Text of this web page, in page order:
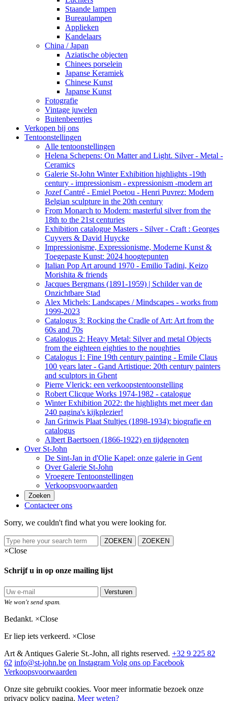
Staande lampen
Bureaulampen
Applieken
Kandelaars
China / Japan
Aziatische objecten
Chinees porselein
Japanse Keramiek
Chinese Kunst
Japanse Kunst
Fotografie
Vintage juwelen
Buitenbeentjes
Verkopen bij ons
Tentoonstellingen
Alle tentoonstellingen
Helena Schepens: On Matter and Light. Silver - Metal -
Ceramics
Galerie St-John Winter Exhibition highlights -19th
century - impressionism - expressionism -modern art
Jozef Cantré - Emiel Poetou - Henri Puvrez: Modern
Belgian sculpture in the 20th century
From Monarch to Modern: masterful silver from the
18th to the 21st centuries
Exhibition catalogue Masters - Silver - Craft : Georges
Cuyvers & David Huycke
Impressionisme, Expressionisme, Moderne Kunst &
Toegepaste Kunst: 2024 hoogtepunten
Italian Pop Art around 1970 - Emilio Tadini, Keizo
Morishita & friends
Jacques Bergmans (1891-1959) | Schilder van de
Onzichtbare Stad
Alex Michels: Landscapes / Mindscapes - works from
1999-2023
Catalogus 3: Rocking the Cradle of Art: Art from the
60s and 70s
Catalogus 2: Heavy Metal: Silver and metal Objects
from the eighteen eighties to the noughties
Catalogus 1: Fine 19th century painting - Emile Claus
100 years later - Gand Artistique: 20th century painters
and sculptors in Ghent
Pierre Vlerick: een verkoopstentoonstelling
Robert Clicque Works 1974-1982 - catalogue
Winter Exhibition 2022: the highlights met meer dan
240 pagina's kijkplezier!
Jan Grinwis Plaat Stultjes (1898-1934): biografie en
catalogus
Albert Baertsoen (1866-1922) en tijdgenoten
Over St-John
De Sint-Jan in d'Olie Kapel: onze galerie in Gent
Over Galerie St-John
Vroegere Tentoonstellingen
Verkoopsvoorwaarden
Zoeken
Contacteer ons
Sorry, we couldn't find what you were looking for.
ZOEKEN ZOEKEN
×Close
Schrijf u in op onze mailing lijst
Versturen
We won't send spam.
Bedankt. ×Close
Er liep iets verkeerd. ×Close
Art & Antiques Galerie St.-John, all rights reserved. +32 9 225 82
62 info@st-john.be on Instagram Volg ons op Facebook
Verkoopsvoorwaarden
Onze site gebruikt cookies. Voor meer informatie bezoek onze
privacy policy pagina. Meer weten?